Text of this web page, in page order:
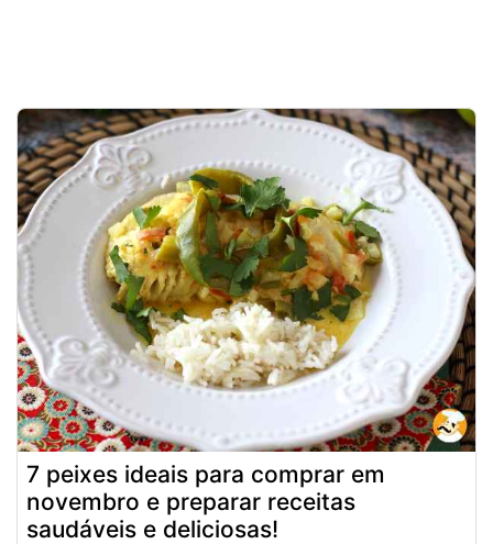
7 peixes ideais para comprar em
novembro e preparar receitas
saudáveis e deliciosas!